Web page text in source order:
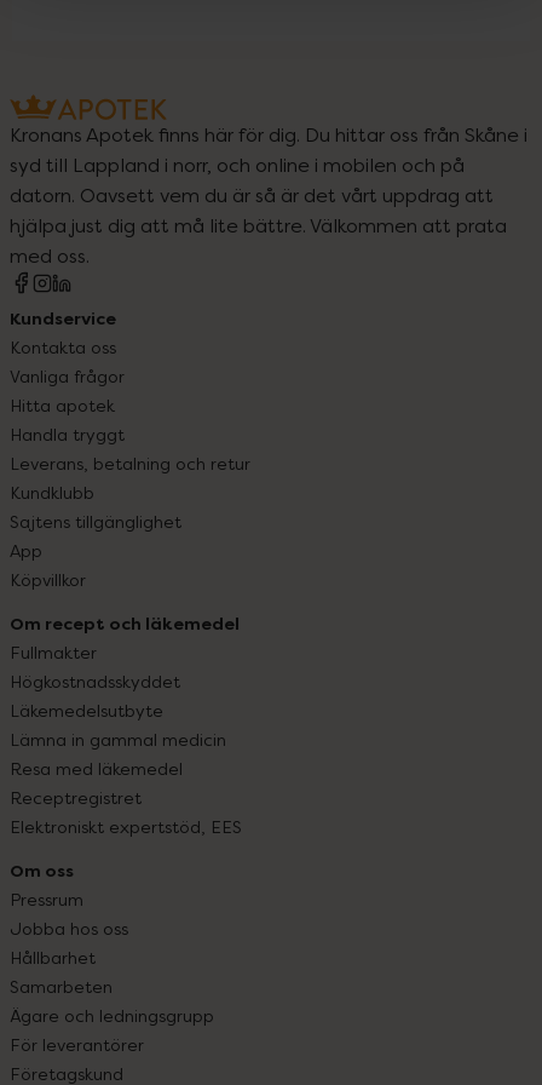
Kronans Apotek finns här för dig. Du hittar oss från Skåne i
syd till Lappland i norr, och online i mobilen och på
datorn. Oavsett vem du är så är det vårt uppdrag att
hjälpa just dig att må lite bättre. Välkommen att prata
med oss.
Kundservice
Kontakta oss
Vanliga frågor
Hitta apotek
Handla tryggt
Leverans, betalning och retur
Kundklubb
Sajtens tillgänglighet
App
Köpvillkor
Om recept och läkemedel
Fullmakter
Högkostnadsskyddet
Läkemedelsutbyte
Lämna in gammal medicin
Resa med läkemedel
Receptregistret
Elektroniskt expertstöd, EES
Om oss
Pressrum
Jobba hos oss
Hållbarhet
Samarbeten
Ägare och ledningsgrupp
För leverantörer
Företagskund